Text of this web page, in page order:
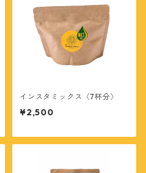
インスタミックス〈7杯分〉
¥2,500